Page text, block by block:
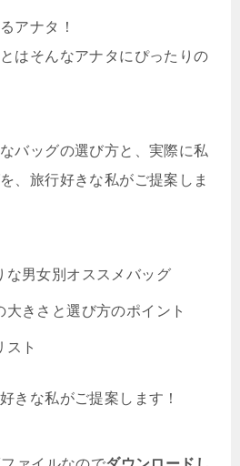
アナタ！
はそんなアナタにぴったりの
バッグの選び方と、実際に私
、旅行好きな私がご提案しま
な男女別オススメバッグ
きさと選び方のポイント
スト
きな私がご提案します！